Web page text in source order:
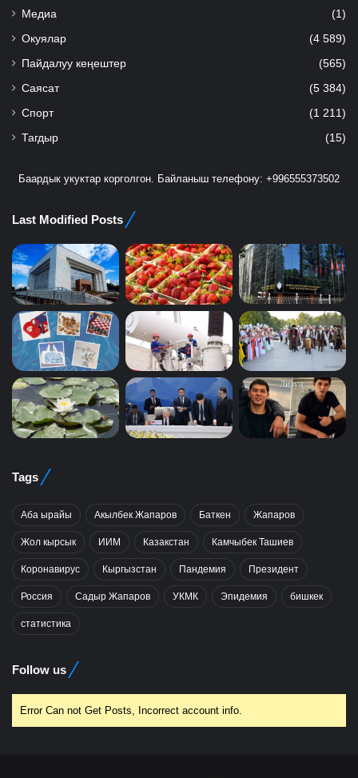
Медиа (1)
Окуялар (4 589)
Пайдалуу кеңештер (565)
Саясат (5 384)
Спорт (1 211)
Тагдыр (15)
Баардык укуктар корголгон. Байланыш телефону: +996555373502
Last Modified Posts
Tags
Аба ырайы Акылбек Жапаров Баткен Жапаров
Жол кырсык ИИМ Казакстан Камчыбек Ташиев
Коронавирус Кыргызстан Пандемия Президент
Россия Садыр Жапаров УКМК Эпидемия бишкек
статистика
Follow us
Error Can not Get Posts, Incorrect account info.